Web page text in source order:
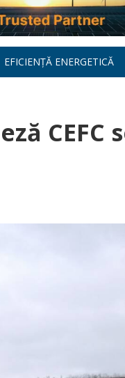
EFICIENȚĂ ENERGETICĂ
CEFC